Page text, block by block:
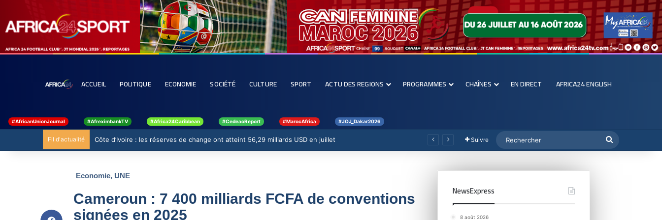
ACCUEIL POLITIQUE ECONOMIE SOCIÉTÉ CULTURE SPORT ACTU DES REGIONS PROGRAMMES CHAÎNES EN DIRECT AFRICA24 ENGLISH
#AfricanUnionJournal #AfreximbankTV #Africa24Caribbean #CedeaoReport #MarocAfrica #JOJ_Dakar2026
Fil d'actualité Côte d’Ivoire : les réserves de change ont atteint 56,29 milliards USD en juillet Suivre
Economie, UNE
Cameroun : 7 400 milliards FCFA de conventions
signées en 2025
NewsExpress
8 août 2026